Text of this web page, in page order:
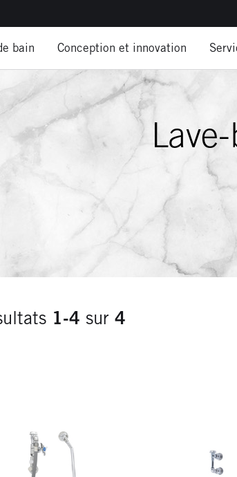
bain Conception et innovation
1-4 sur4